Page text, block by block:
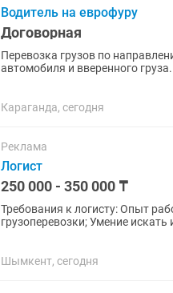
Водитель на еврофуру
Договорная
Перевозка грузов по
автомобиля и вверенного
Караганда, сегодня
Реклама
Логист
250 000 - 350 000 ₸
Требования к логисту: Опыт работы в сфере логистики от 1 года; Знание рынка
грузоперевозки; Умение искать и подбирать транспорт; Навыки расчёта маршрутов, объёма и
Шымкент, сегодня